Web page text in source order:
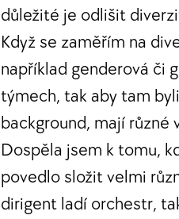
důležité je odlišit
Když se zaměřím na
například genderová či
týmech, tak aby tam
background, mají
Dospěla jsem k tomu,
povedlo složit velmi
dirigent ladí orchestr,